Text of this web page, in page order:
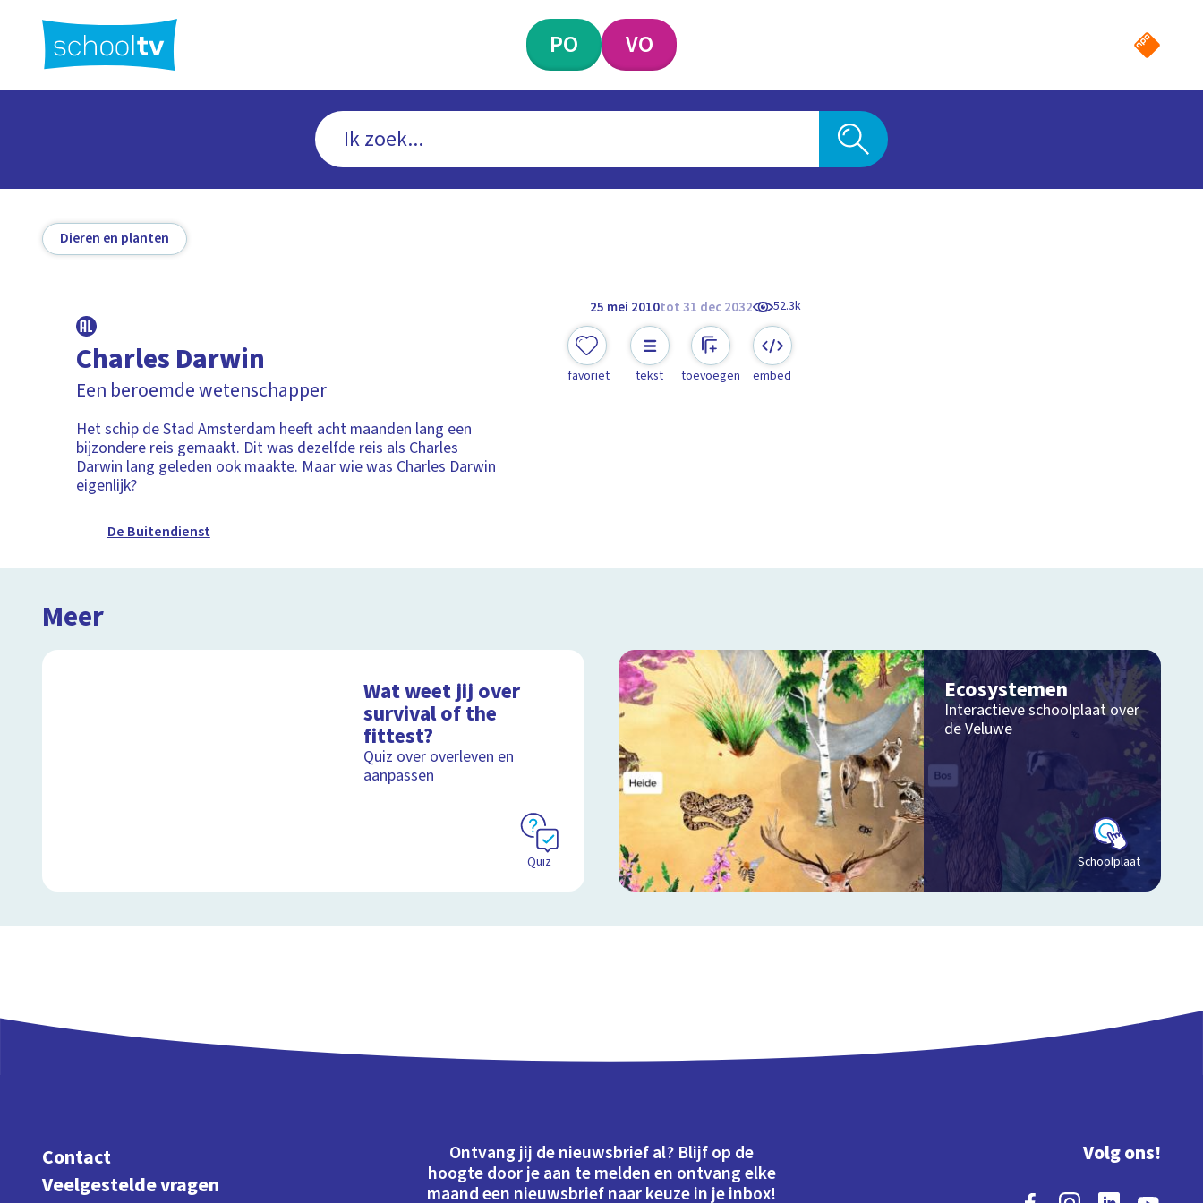
hoofdinhoud
PO VO
Dieren en planten
25 mei 2010tot 31 dec 2032 52.3k
Charles Darwin
Een beroemde wetenschapper
Het schip de Stad Amsterdam heeft acht maanden lang een
bijzondere reis gemaakt. Dit was dezelfde reis als Charles
Darwin lang geleden ook maakte. Maar wie was Charles Darwin
eigenlijk?
De Buitendienst
favoriet tekst toevoegen embed
Meer
Wat weet jij over
survival of the
fittest?
Quiz over overleven en
aanpassen
Quiz
Ecosystemen
Interactieve schoolplaat over
de Veluwe
Schoolplaat
Contact
Veelgestelde vragen
Ontvang jij de nieuwsbrief al? Blijf op de
hoogte door je aan te melden en ontvang elke
maand een nieuwsbrief naar keuze in je inbox!
Volg ons!